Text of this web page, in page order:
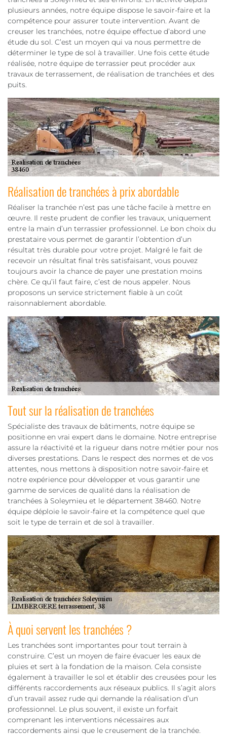
plusieurs années, notre équipe dispose le savoir-faire et la
compétence pour assurer toute intervention. Avant de
creuser les tranchées, notre équipe effectue d’abord une
étude du sol. C’est un moyen qui va nous permettre de
déterminer le type de sol à travailler. Une fois cette étude
réalisée, notre équipe de terrassier peut procéder aux
travaux de terrassement, de réalisation de tranchées et des
puits.
Réalisation de tranchées à prix abordable
Réaliser la tranchée n’est pas une tâche facile à mettre en
œuvre. Il reste prudent de confier les travaux, uniquement
entre la main d’un terrassier professionnel. Le bon choix du
prestataire vous permet de garantir l’obtention d’un
résultat très durable pour votre projet. Malgré le fait de
recevoir un résultat final très satisfaisant, vous pouvez
toujours avoir la chance de payer une prestation moins
chère. Ce qu’il faut faire, c’est de nous appeler. Nous
proposons un service strictement fiable à un coût
raisonnablement abordable.
Tout sur la réalisation de tranchées
Spécialiste des travaux de bâtiments, notre équipe se
positionne en vrai expert dans le domaine. Notre entreprise
assure la réactivité et la rigueur dans notre métier pour nos
diverses prestations. Dans le respect des normes et de vos
attentes, nous mettons à disposition notre savoir-faire et
notre expérience pour développer et vous garantir une
gamme de services de qualité dans la réalisation de
tranchées à Soleymieu et le département 38460. Notre
équipe déploie le savoir-faire et la compétence quel que
soit le type de terrain et de sol à travailler.
À quoi servent les tranchées ?
Les tranchées sont importantes pour tout terrain à
construire. C’est un moyen de faire évacuer les eaux de
pluies et sert à la fondation de la maison. Cela consiste
également à travailler le sol et établir des creusées pour les
différents raccordements aux réseaux publics. Il s’agit alors
d’un travail assez rude qui demande la réalisation d’un
professionnel. Le plus souvent, il existe un forfait
comprenant les interventions nécessaires aux
raccordements ainsi que le creusement de la tranchée.